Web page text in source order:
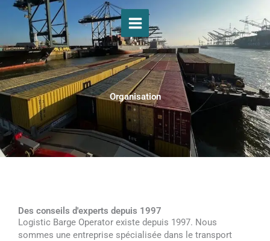
Aller
contenu
Organisation
Des conseils d'experts depuis 1997
Logistic Barge Operator existe depuis 1997. Nous
sommes une entreprise spécialisée dans le transport